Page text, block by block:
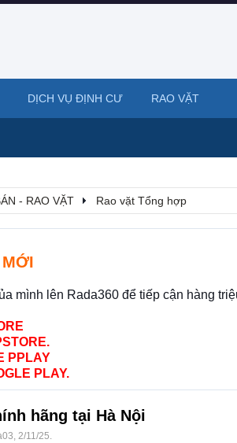
- RAO VẶT Rao vặt Tổng hợp
mình lên Rada360 để tiếp cận hàng
PPLAY
PLAY.
hãng tại Hà Nội
, 2/11/25.
DỊCH VỤ ĐỊNH CƯ RAO VẶT